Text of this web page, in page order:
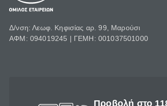
Δ/νση: Λεωφ. Κηφισίας αρ. 99, Μαρούσι
ΑΦΜ: 094019245 | ΓΕΜΗ: 001037501000
Προβολή στο